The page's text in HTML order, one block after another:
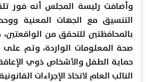
وأضافت رئيسة المجلس أنه فور
التنسيق مع الجهات المعنية
بالمحافظتين للتحقق من الواقعتين،
صحة المعلومات الواردة، وتم على
حماية الطفل والأشخاص ذوي
النائب العام لاتخاذ الإجراءات